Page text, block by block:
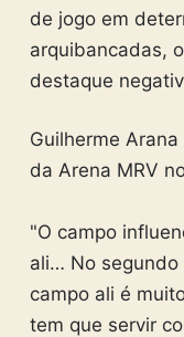
de jogo em
arquibancadas,
destaque
Guilherme
da Arena MRV
"O campo
ali… No
campo ali é
tem que servir